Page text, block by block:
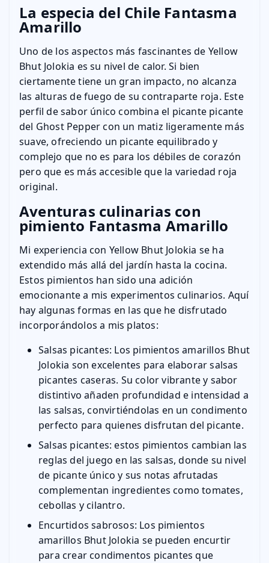
La especia del Chile Fantasma
Amarillo
Uno de los aspectos más fascinantes de Yellow
Bhut Jolokia es su nivel de calor. Si bien
ciertamente tiene un gran impacto, no alcanza
las alturas de fuego de su contraparte roja. Este
perfil de sabor único combina el picante picante
del Ghost Pepper con un matiz ligeramente más
suave, ofreciendo un picante equilibrado y
complejo que no es para los débiles de corazón
pero que es más accesible que la variedad roja
original.
Aventuras culinarias con
pimiento Fantasma Amarillo
Mi experiencia con Yellow Bhut Jolokia se ha
extendido más allá del jardín hasta la cocina.
Estos pimientos han sido una adición
emocionante a mis experimentos culinarios. Aquí
hay algunas formas en las que he disfrutado
incorporándolos a mis platos:
Salsas picantes: Los pimientos amarillos Bhut
Jolokia son excelentes para elaborar salsas
picantes caseras. Su color vibrante y sabor
distintivo añaden profundidad e intensidad a
las salsas, convirtiéndolas en un condimento
perfecto para quienes disfrutan del picante.
Salsas picantes: estos pimientos cambian las
reglas del juego en las salsas, donde su nivel
de picante único y sus notas afrutadas
complementan ingredientes como tomates,
cebollas y cilantro.
Encurtidos sabrosos: Los pimientos
amarillos Bhut Jolokia se pueden encurtir
para crear condimentos picantes que